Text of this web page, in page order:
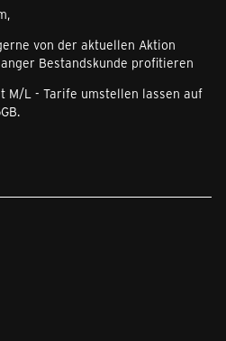
von der aktuellen Aktion
Bestandskunde profitieren
M/L - Tarife umstellen lassen auf